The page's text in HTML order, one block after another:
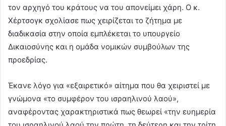
τον αρχηγό του κράτους να του απονείμει χάρη. Ο κ.
Χέρτσογκ σχολίασε πως χειρίζεται το ζήτημα με
διαδικασία στην οποία εμπλέκεται το υπουργείο
Δικαιοσύνης και η ομάδα νομικών συμβούλων της
προεδρίας.
Έκανε λόγο για «εξαιρετικό» αίτημα που θα χειριστεί με
γνώμονα «το συμφέρον του ισραηλινού λαού»,
αναφέροντας χαρακτηριστικά πως θεωρεί «την ευημερία